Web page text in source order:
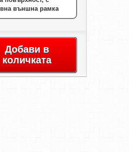
външна рамка
Добави в
количката